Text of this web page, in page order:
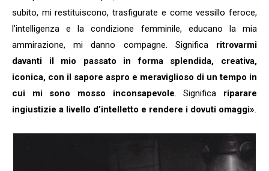
subito, mi restituiscono, trasfigurate e come vessillo feroce,
l’intelligenza e la condizione femminile, educano la mia
ammirazione, mi danno compagne. Significa ritrovarmi
davanti il mio passato in forma splendida, creativa,
iconica, con il sapore aspro e meraviglioso di un tempo in
cui mi sono mosso inconsapevole. Significa riparare
ingiustizie a livello d’intelletto e rendere i dovuti omaggi».